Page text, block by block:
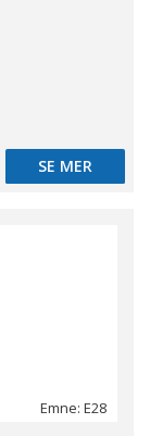
SE MER
SE MER
Emne: E28